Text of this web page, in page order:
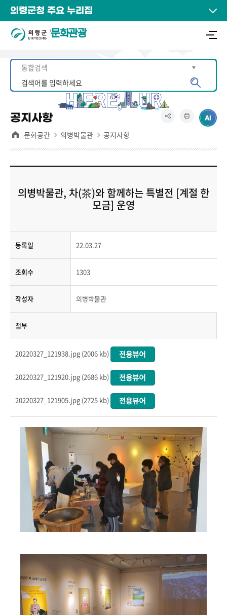
의령군청 주요 누리집
문화관광
공지사항
문화공간 의병박물관 공지사항
의병박물관, 차(茶)와 함께하는 특별전 [계절 한
모금] 운영
등록일 22.03.27
조회수 1303
작성자 의병박물관
첨부
20220327_121938.jpg (2006 kb)
20220327_121920.jpg (2686 kb)
20220327_121905.jpg (2725 kb)